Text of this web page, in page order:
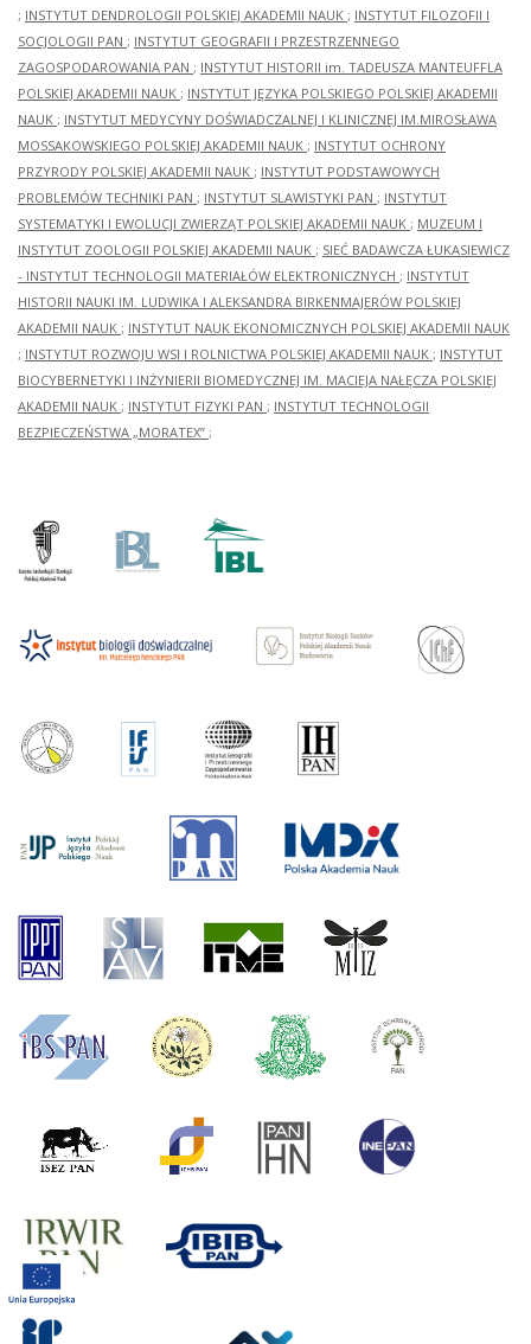
; INSTYTUT DENDROLOGII POLSKIEJ AKADEMII NAUK ; INSTYTUT FILOZOFII I
SOCJOLOGII PAN ; INSTYTUT GEOGRAFII I PRZESTRZENNEGO
ZAGOSPODAROWANIA PAN ; INSTYTUT HISTORII im. TADEUSZA MANTEUFFLA
POLSKIEJ AKADEMII NAUK ; INSTYTUT JĘZYKA POLSKIEGO POLSKIEJ AKADEMII
NAUK ; INSTYTUT MEDYCYNY DOŚWIADCZALNEJ I KLINICZNEJ IM.MIROSŁAWA
MOSSAKOWSKIEGO POLSKIEJ AKADEMII NAUK ; INSTYTUT OCHRONY
PRZYRODY POLSKIEJ AKADEMII NAUK ; INSTYTUT PODSTAWOWYCH
PROBLEMÓW TECHNIKI PAN ; INSTYTUT SLAWISTYKI PAN ; INSTYTUT
SYSTEMATYKI I EWOLUCJI ZWIERZĄT POLSKIEJ AKADEMII NAUK ; MUZEUM I
INSTYTUT ZOOLOGII POLSKIEJ AKADEMII NAUK ; SIEĆ BADAWCZA ŁUKASIEWICZ
- INSTYTUT TECHNOLOGII MATERIAŁÓW ELEKTRONICZNYCH ; INSTYTUT
HISTORII NAUKI IM. LUDWIKA I ALEKSANDRA BIRKENMAJERÓW POLSKIEJ
AKADEMII NAUK ; INSTYTUT NAUK EKONOMICZNYCH POLSKIEJ AKADEMII NAUK
; INSTYTUT ROZWOJU WSI I ROLNICTWA POLSKIEJ AKADEMII NAUK ; INSTYTUT
BIOCYBERNETYKI I INŻYNIERII BIOMEDYCZNEJ IM. MACIEJA NAŁĘCZA POLSKIEJ
AKADEMII NAUK ; INSTYTUT FIZYKI PAN ; INSTYTUT TECHNOLOGII
BEZPIECZEŃSTWA „MORATEX” ;